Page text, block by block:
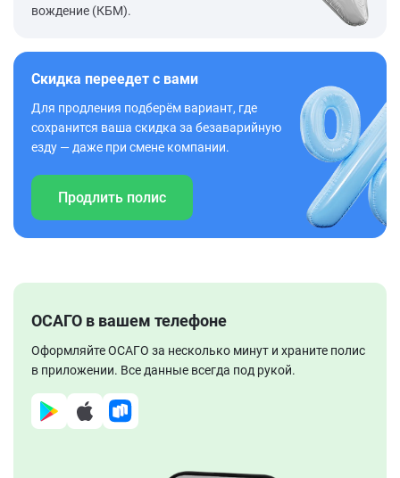
вождение (КБМ).
Скидка переедет с вами
Для продления подберём вариант, где
сохранится ваша скидка за безаварийную
езду — даже при смене компании.
Продлить полис
ОСАГО в вашем телефоне
Оформляйте ОСАГО за несколько минут и храните полис
в приложении. Все данные всегда под рукой.